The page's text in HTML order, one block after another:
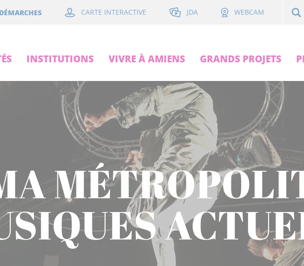
CARTE INTERACTIVE JDA WEBCAM
INSTITUTIONS VIVRE À AMIENS GRANDS PROJETS